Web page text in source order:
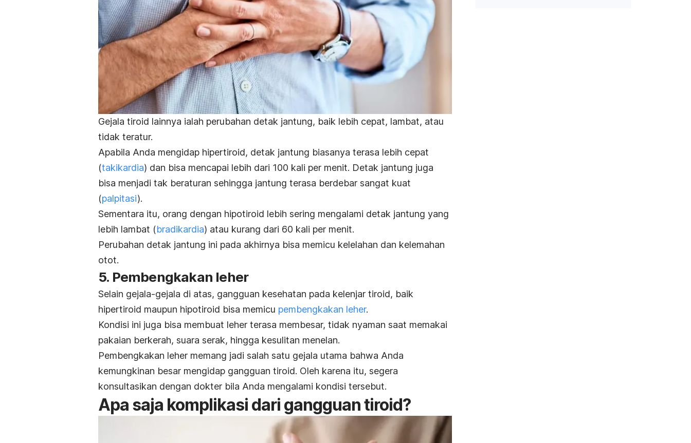
Gejala tiroid lainnya ialah perubahan detak jantung, baik lebih cepat, lambat, atau
tidak teratur.
Apabila Anda mengidap hipertiroid, detak jantung biasanya terasa lebih cepat
(takikardia) dan bisa mencapai lebih dari 100 kali per menit. Detak jantung juga
bisa menjadi tak beraturan sehingga jantung terasa berdebar sangat kuat
(palpitasi).
Sementara itu, orang dengan hipotiroid lebih sering mengalami detak jantung yang
lebih lambat (bradikardia) atau kurang dari 60 kali per menit.
Perubahan detak jantung ini pada akhirnya bisa memicu kelelahan dan kelemahan
otot.
5. Pembengkakan leher
Selain gejala-gejala di atas, gangguan kesehatan pada kelenjar tiroid, baik
hipertiroid maupun hipotiroid bisa memicu pembengkakan leher.
Kondisi ini juga bisa membuat leher terasa membesar, tidak nyaman saat memakai
pakaian berkerah, suara serak, hingga kesulitan menelan.
Pembengkakan leher memang jadi salah satu gejala utama bahwa Anda
kemungkinan besar mengidap gangguan tiroid. Oleh karena itu, segera
konsultasikan dengan dokter bila Anda mengalami kondisi tersebut.
Apa saja komplikasi dari gangguan tiroid?